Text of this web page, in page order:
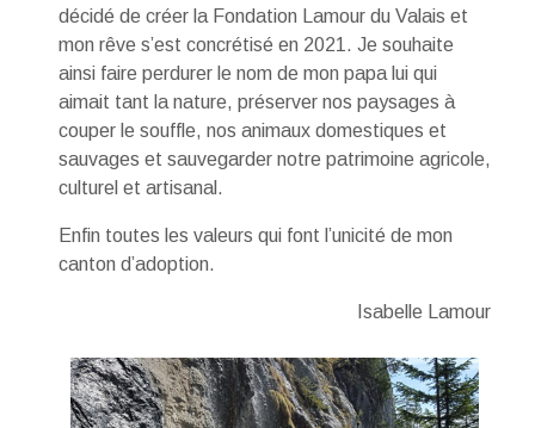
décidé de créer la Fondation Lamour du Valais et
mon rêve s’est concrétisé en 2021. Je souhaite
ainsi faire perdurer le nom de mon papa lui qui
aimait tant la nature, préserver nos paysages à
couper le souffle, nos animaux domestiques et
sauvages et sauvegarder notre patrimoine agricole,
culturel et artisanal.
Enfin toutes les valeurs qui font l’unicité de mon
canton d’adoption.
Isabelle Lamour